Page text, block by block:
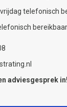
telefonisch
adviesgesprek in!